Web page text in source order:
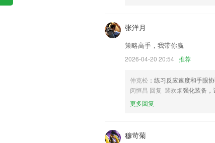
改名元气
新功能单位找人上线了
优化软件网络延迟
联系我们
以上就是银娱优越会对话的介绍，
以帮助我们更好的对产品进行优化修改
张洋月
策略高手，我带你赢
2026-04-20 20:54 推荐
仲克松 ：练习反应速度和手眼
闵恒昌 回复 裴欢烟强化装备，
更多回复
穆苛菊